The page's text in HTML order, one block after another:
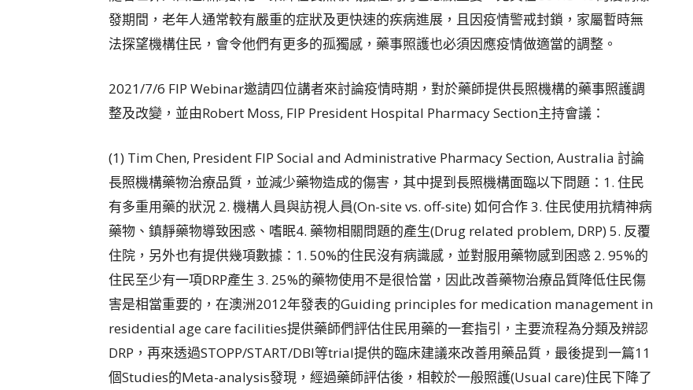
發期間，老年人通常較有嚴重的症狀及更快速的疾病進展，且因疫情警戒封鎖，家屬暫時無
法探望機構住民，會令他們有更多的孤獨感，藥事照護也必須因應疫情做適當的調整。
2021/7/6 FIP Webinar邀請四位講者來討論疫情時期，對於藥師提供長照機構的藥事照護調
整及改變，並由Robert Moss, FIP President Hospital Pharmacy Section主持會議：
(1) Tim Chen, President FIP Social and Administrative Pharmacy Section, Australia 討論
長照機構藥物治療品質，並減少藥物造成的傷害，其中提到長照機構面臨以下問題：1. 住民
有多重用藥的狀況 2. 機構人員與訪視人員(On-site vs. off-site) 如何合作 3. 住民使用抗精神病
藥物、鎮靜藥物導致困惑、嗜眠4. 藥物相關問題的產生(Drug related problem, DRP) 5. 反覆
住院，另外也有提供幾項數據：1. 50%的住民沒有病識感，並對服用藥物感到困惑 2. 95%的
住民至少有一項DRP產生 3. 25%的藥物使用不是很恰當，因此改善藥物治療品質降低住民傷
害是相當重要的，在澳洲2012年發表的Guiding principles for medication management in
residential age care facilities提供藥師們評估住民用藥的一套指引，主要流程為分類及辨認
DRP，再來透過STOPP/START/DBI等trial提供的臨床建議來改善用藥品質，最後提到一篇11
個Studies的Meta-analysis發現，經過藥師評估後，相較於一般照護(Usual care)住民下降了